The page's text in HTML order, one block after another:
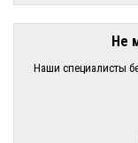
Не
Наши специалисты